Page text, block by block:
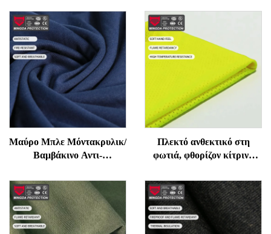
Μαύρο Μπλε Μόντακρυλικ/
Βαμβάκινο Αντι-
για Παραγωγή
Ηλεκτρονικών
Πλεκτό ανθεκτικό στη
φωτιά, φθορίζον κίτρινο
Modacrylic